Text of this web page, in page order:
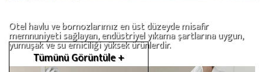
Otel havlu ve bornozlarımız en üst düzeyde misafir
memnuniyeti sağlayan, endüstriyel yıkama şartlarına uygun,
yumuşak ve su emiciliği yüksek ürünlerdir.
Tümünü Görüntüle +